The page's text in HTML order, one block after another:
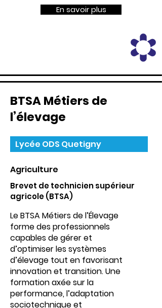
En savoir plus
BTSA Métiers de
l’élevage
Lycée ODS Quetigny
Agriculture
Brevet de technicien supérieur
agricole (BTSA)
Le BTSA Métiers de l’Élevage
forme des professionnels
capables de gérer et
d’optimiser les systèmes
d’élevage tout en favorisant
innovation et transition. Une
formation axée sur la
performance, l’adaptation
sociotechnique et